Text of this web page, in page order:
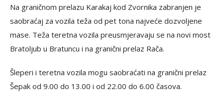
Na graničnom prelazu Karakaj kod Zvornika zabranjen je
saobraćaj za vozila teža od pet tona najveće dozvoljene
mase. Teža teretna vozila preusmjeravaju se na novi most
Bratoljub u Bratuncu i na granični prelaz Rača.
Šleperi i teretna vozila mogu saobraćati na granični prelaz
Šepak od 9.00 do 13.00 i od 22.00 do 6.00 časova.